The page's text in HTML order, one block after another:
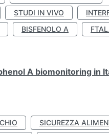
STUDI IN VIVO
BISFENOLO A
A biomonitoring in
SICUREZZA